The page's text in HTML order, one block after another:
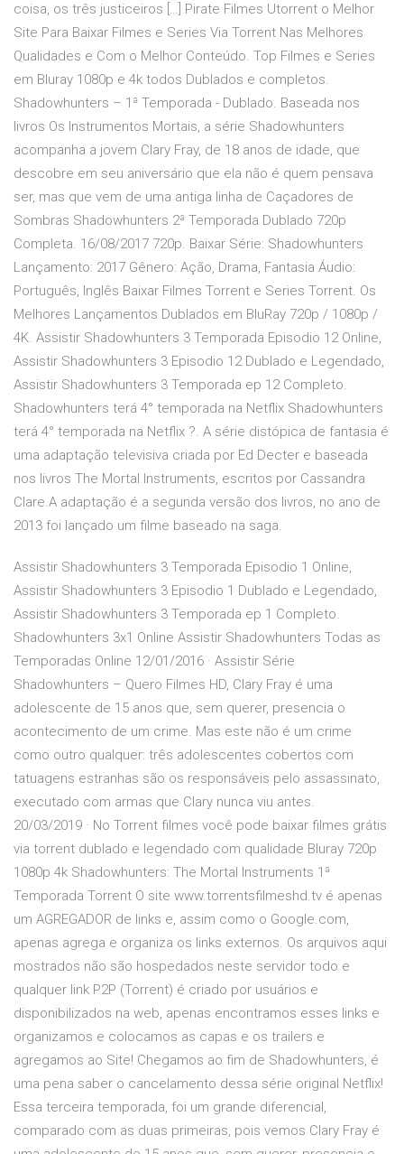
coisa, os três justiceiros […] Pirate Filmes Utorrent o Melhor
Site Para Baixar Filmes e Series Via Torrent Nas Melhores
Qualidades e Com o Melhor Conteúdo. Top Filmes e Series
em Bluray 1080p e 4k todos Dublados e completos.
Shadowhunters – 1ª Temporada - Dublado. Baseada nos
livros Os Instrumentos Mortais, a série Shadowhunters
acompanha a jovem Clary Fray, de 18 anos de idade, que
descobre em seu aniversário que ela não é quem pensava
ser, mas que vem de uma antiga linha de Caçadores de
Sombras Shadowhunters 2ª Temporada Dublado 720p
Completa. 16/08/2017 720p. Baixar Série: Shadowhunters
Lançamento: 2017 Gênero: Ação, Drama, Fantasia Áudio:
Português, Inglês Baixar Filmes Torrent e Series Torrent. Os
Melhores Lançamentos Dublados em BluRay 720p / 1080p /
4K. Assistir Shadowhunters 3 Temporada Episodio 12 Online,
Assistir Shadowhunters 3 Episodio 12 Dublado e Legendado,
Assistir Shadowhunters 3 Temporada ep 12 Completo.
Shadowhunters terá 4° temporada na Netflix Shadowhunters
terá 4° temporada na Netflix ?. A série distópica de fantasia é
uma adaptação televisiva criada por Ed Decter e baseada
nos livros The Mortal Instruments, escritos por Cassandra
Clare.A adaptação é a segunda versão dos livros, no ano de
2013 foi lançado um filme baseado na saga.
Assistir Shadowhunters 3 Temporada Episodio 1 Online,
Assistir Shadowhunters 3 Episodio 1 Dublado e Legendado,
Assistir Shadowhunters 3 Temporada ep 1 Completo.
Shadowhunters 3x1 Online Assistir Shadowhunters Todas as
Temporadas Online 12/01/2016 · Assistir Série
Shadowhunters – Quero Filmes HD, Clary Fray é uma
adolescente de 15 anos que, sem querer, presencia o
acontecimento de um crime. Mas este não é um crime
como outro qualquer: três adolescentes cobertos com
tatuagens estranhas são os responsáveis pelo assassinato,
executado com armas que Clary nunca viu antes.
20/03/2019 · No Torrent filmes você pode baixar filmes grátis
via torrent dublado e legendado com qualidade Bluray 720p
1080p 4k Shadowhunters: The Mortal Instruments 1ª
Temporada Torrent O site www.torrentsfilmeshd.tv é apenas
um AGREGADOR de links e, assim como o Google.com,
apenas agrega e organiza os links externos. Os arquivos aqui
mostrados não são hospedados neste servidor todo e
qualquer link P2P (Torrent) é criado por usuários e
disponibilizados na web, apenas encontramos esses links e
organizamos e colocamos as capas e os trailers e
agregamos ao Site! Chegamos ao fim de Shadowhunters, é
uma pena saber o cancelamento dessa série original Netflix!
Essa terceira temporada, foi um grande diferencial,
comparado com as duas primeiras, pois vemos Clary Fray é